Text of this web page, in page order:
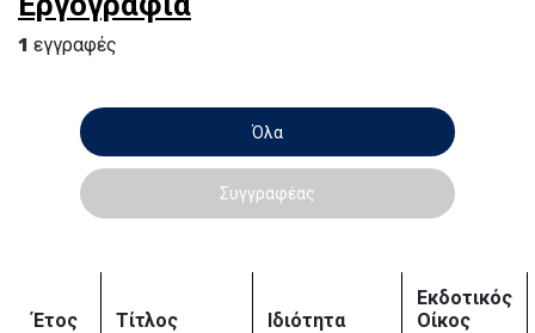
1 εγγραφές
Όλα
Συγγραφέας
Έτος Τίτλος Ιδιότητα
Εκδοτικός
Οίκος